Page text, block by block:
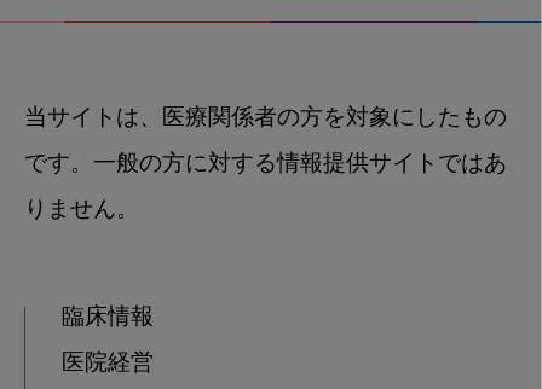
当サイトは、医療関係者の方を対象にしたもの
です。一般の方に対する情報提供サイトではあ
りません。
臨床情報
医院経営